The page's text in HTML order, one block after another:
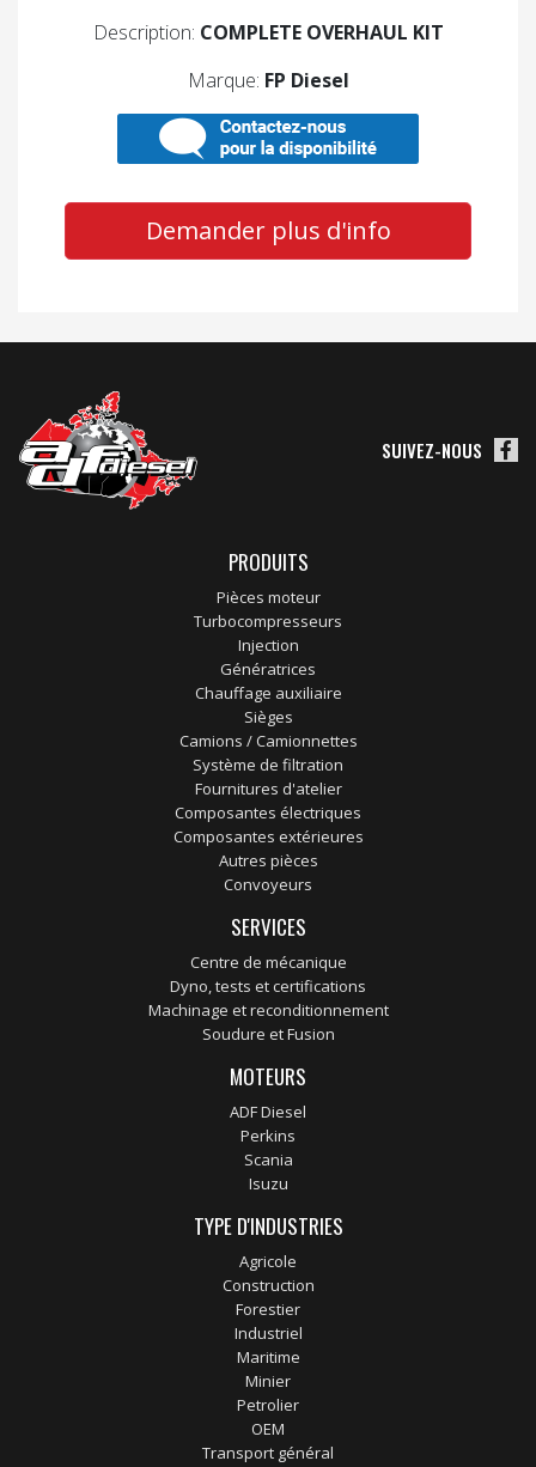
Description: COMPLETE OVERHAUL KIT
Marque: FP Diesel
Demander plus d'info
SUIVEZ-NOUS
PRODUITS
Pièces moteur
Turbocompresseurs
Injection
Génératrices
Chauffage auxiliaire
Sièges
Camions / Camionnettes
Système de filtration
Fournitures d'atelier
Composantes électriques
Composantes extérieures
Autres pièces
Convoyeurs
SERVICES
Centre de mécanique
Dyno, tests et certifications
Machinage et reconditionnement
Soudure et Fusion
MOTEURS
ADF Diesel
Perkins
Scania
Isuzu
TYPE D'INDUSTRIES
Agricole
Construction
Forestier
Industriel
Maritime
Minier
Petrolier
OEM
Transport général